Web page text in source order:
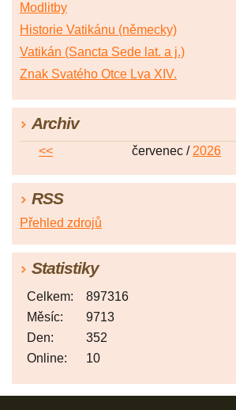
Modlitby
Historie Vatikánu (německy)
Vatikán (Sancta Sede lat. a j.)
Znak Svatého Otce Lva XIV.
Archiv
<< červenec / 2026
RSS
Přehled zdrojů
Statistiky
Online: 10
Celkem:
897316
Měsíc:
9713
Den:
352